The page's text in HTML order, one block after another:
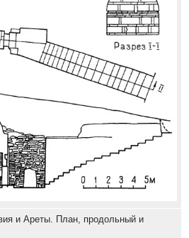
и Ареты. План, продольный и